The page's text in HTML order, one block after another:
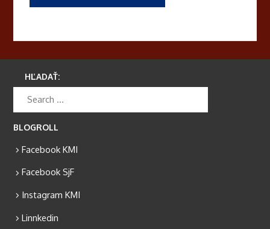
HĽADAŤ:
BLOGROLL
Facebook KMI
Facebook SjF
Instagram KMI
Linnkedin